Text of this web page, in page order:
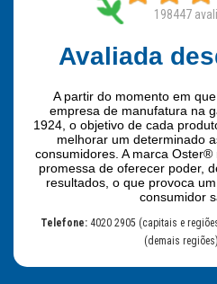
198447
Avaliada
A partir do momento em
empresa de manufatura na
1924, o objetivo de cada
melhorar um determinado
consumidores. A marca
promessa de oferecer poder,
resultados, o que provoca
consumidor
Telefone: 4020 2905 (capitais e
(demais regiões)